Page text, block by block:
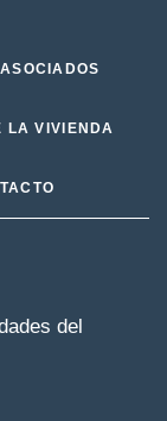
ASOCIADOS
LA VIVIENDA
del